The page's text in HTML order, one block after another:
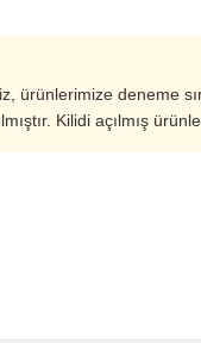
ürünlerimize deneme
Kilidi açılmış